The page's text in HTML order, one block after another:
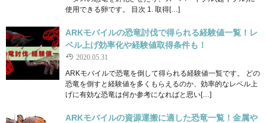
使用できる卵です。 目次 1. 取得[…]
ARKモバイルの恐竜討伐で得られる経験値一覧！レ
ベル上げ効率化や経験値取得条件も！
2020.05.31
ARKモバイルで恐竜を倒して得られる経験値一覧です。 どの
恐竜を倒すと経験値を多くもらえるのか、効率的なレベル上
げに有効な恐竜は何か参考になればと思い[…]
ARKモバイルの資源運搬に適した恐竜一覧！金属や